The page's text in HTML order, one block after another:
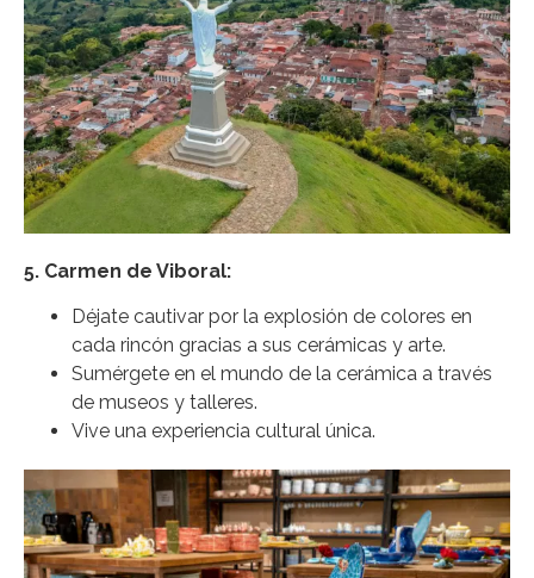
5. Carmen de Viboral:
Déjate cautivar por la explosión de colores en
cada rincón gracias a sus cerámicas y arte.
Sumérgete en el mundo de la cerámica a través
de museos y talleres.
Vive una experiencia cultural única.